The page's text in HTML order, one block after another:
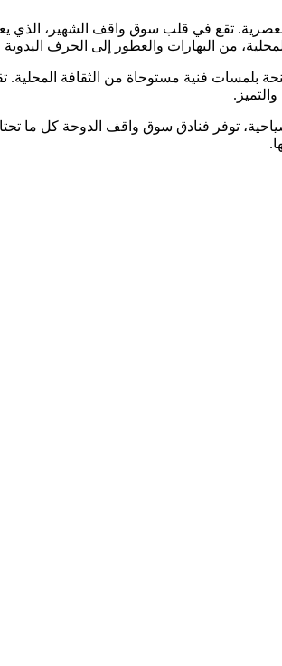
تقع في قلب سوق واقف الشهير، الذي يعد
من البهارات والعطور إلى الحرف
بلمسات فنية مستوحاة من الثقافة
توفر فنادق سوق واقف الدوحة كل ما